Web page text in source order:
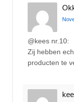
@kees nr.10:
Zij hebben
producten te